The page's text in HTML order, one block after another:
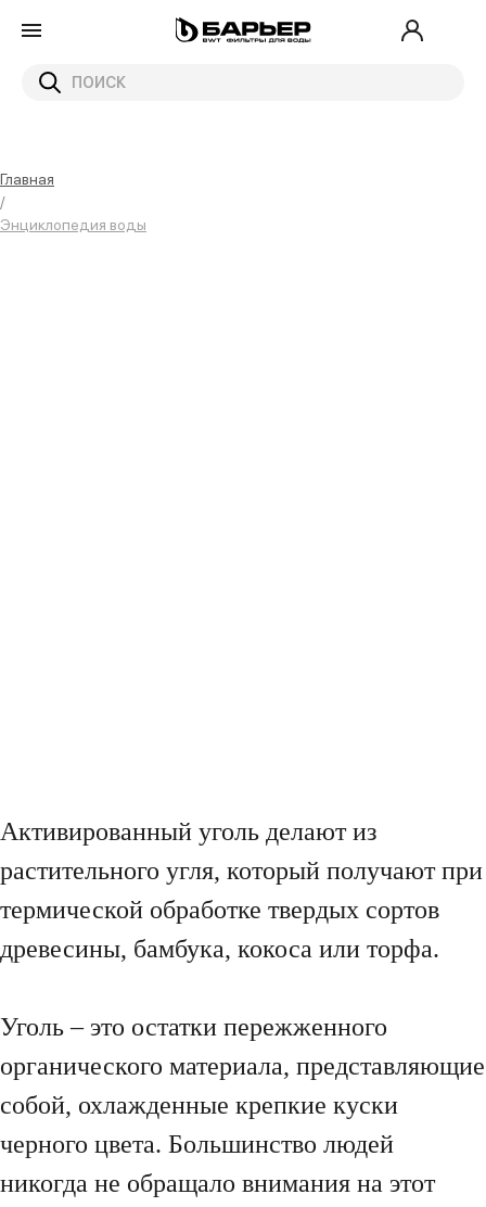
Главная
/
Энциклопедия воды
Активированный уголь делают из
растительного угля, который получают при
термической обработке твердых сортов
древесины, бамбука, кокоса или торфа.
Уголь – это остатки пережженного
органического материала, представляющие
собой, охлажденные крепкие куски
черного цвета. Большинство людей
никогда не обращало внимания на этот